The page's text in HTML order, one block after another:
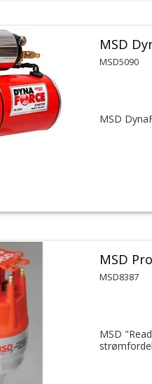
MSD
MSD5090
MSD
MSD
MSD8387
MSD